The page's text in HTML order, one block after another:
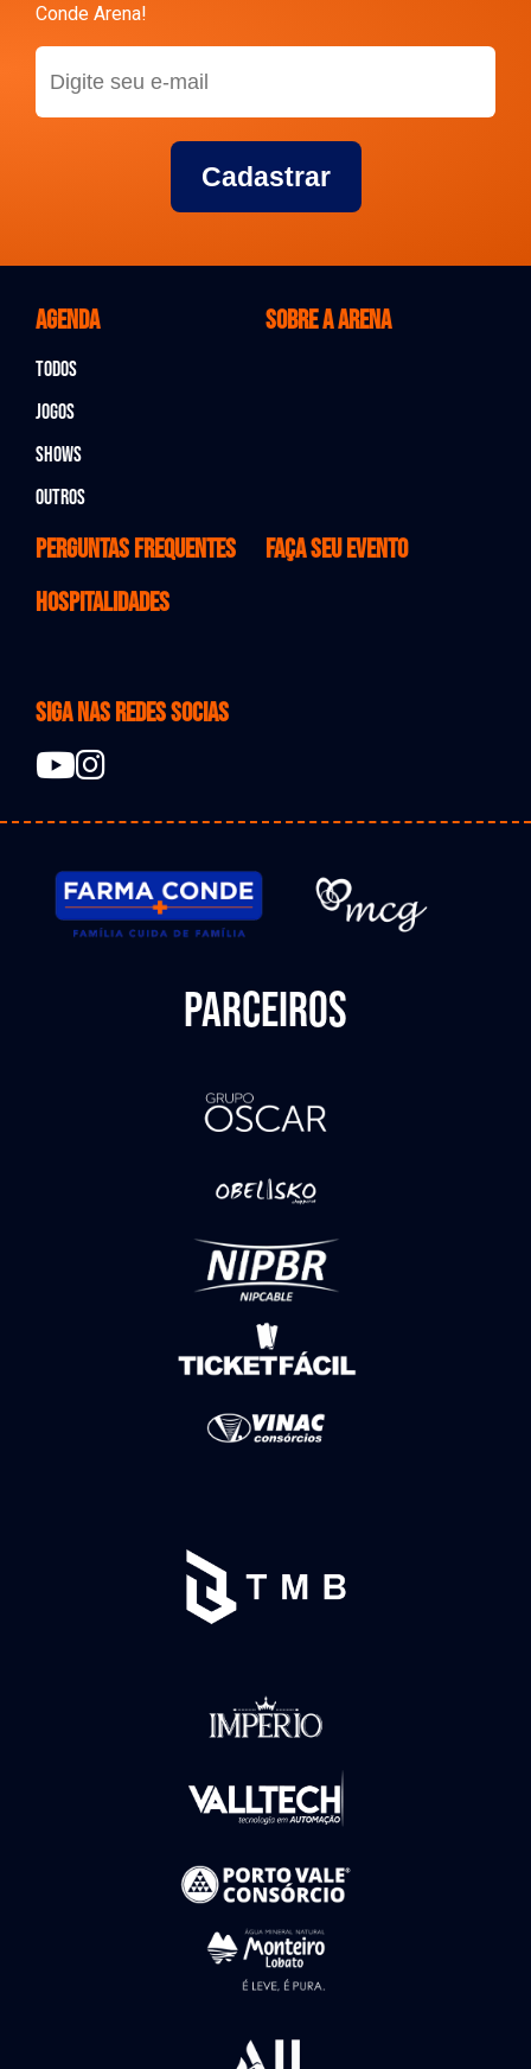
Conde Arena!
Cadastrar
Agenda
Todos
Jogos
Shows
Outros
Sobre a arena
Perguntas Frequentes
Faça seu evento
Hospitalidades
Siga nas redes socias
PARCEIROS